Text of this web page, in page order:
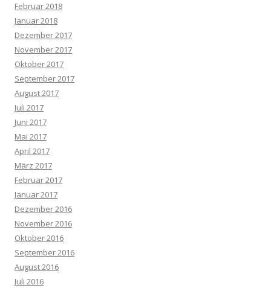
Februar 2018
Januar 2018
Dezember 2017
November 2017
Oktober 2017
September 2017
August 2017
Juli 2017
Juni 2017
Mai 2017
April 2017
März 2017
Februar 2017
Januar 2017
Dezember 2016
November 2016
Oktober 2016
September 2016
August 2016
Juli 2016